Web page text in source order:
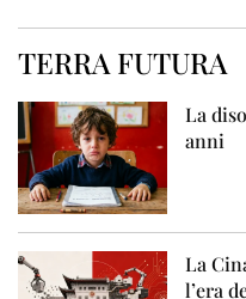
TERRA FUTURA
La
anni
La
l’era